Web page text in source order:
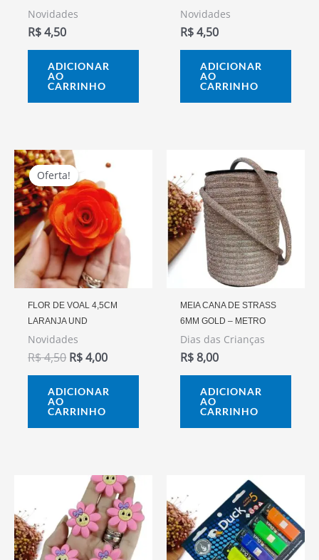
Novidades
R$4,50
ADICIONAR
AO
CARRINHO
Novidades
R$4,50
ADICIONAR
AO
CARRINHO
Oferta!
Oferta!
FLOR DE VOAL 4,5CM
LARANJA UND
Novidades
R$4,50
O
Preço
Original
Era:
R$ 4,50.
R$4,00
Preço
É:
R$ 4,00.
ADICIONAR
AO
CARRINHO
MEIA CANA DE STRASS
6MM GOLD – METRO
Dias das Crianças
R$8,00
ADICIONAR
AO
CARRINHO